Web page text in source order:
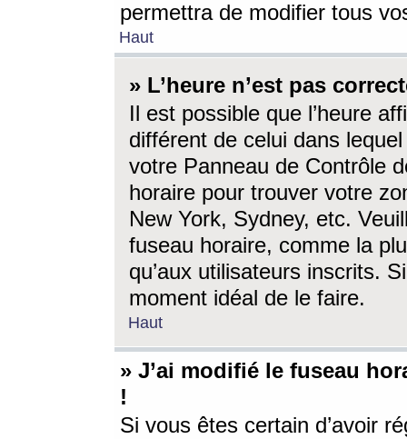
permettra de modifier tous
Haut
» L’heure n’est pas
Il est possible que l’heure
différent de celui dans
votre Panneau de Contrôle
horaire pour trouver votre
New York, Sydney, etc.
fuseau horaire, comme la
qu’aux utilisateurs inscrits.
moment idéal de le faire.
Haut
» J’ai modifié le fuseau
!
Si vous êtes certain d’avoir